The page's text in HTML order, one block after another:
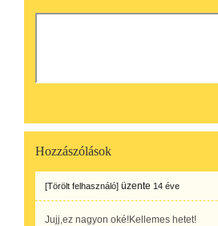
Hozzászólások
[Törölt felhasználó] üzente 14 éve
Jujj,ez nagyon oké!Kellemes hetet!